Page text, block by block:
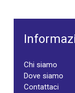
Chi siamo
Dove siamo
Contattaci